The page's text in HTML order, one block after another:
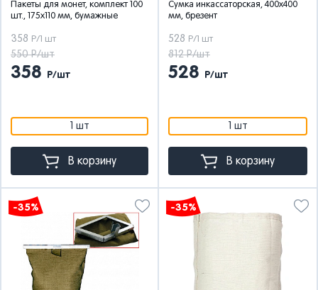
Пакеты для монет, комплект 100
шт., 175х110 мм, бумажные
358 Р/1 шт
550 Р/шт
358 Р/шт
1 шт
В корзину
Сумка инкассаторская, 400х400
мм, брезент
528 Р/1 шт
812 Р/шт
528 Р/шт
1 шт
В корзину
-35% -35%